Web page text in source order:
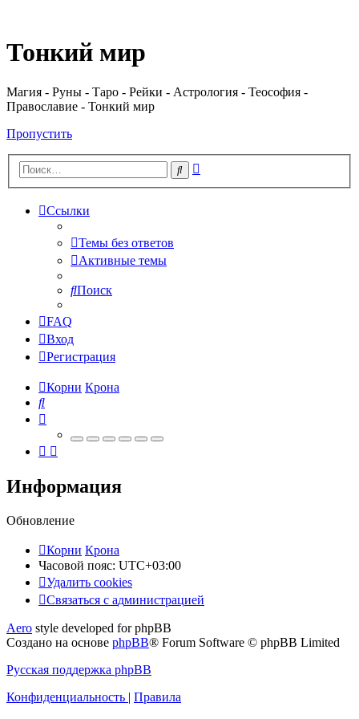
Тонкий мир
Магия - Руны - Таро - Рейки - Астрология - Теософия -
Православие - Тонкий мир
Пропустить
Поиск
Ссылки
Темы без ответов
Активные темы
Поиск
FAQ
Вход
Регистрация
Корни Крона
Поиск
Информация
Обновление
Корни Крона
Часовой пояс: UTC+03:00
Удалить cookies
Связаться
администрацией
Связаться с администрацией
Aero style developed for phpBB
Создано на основе phpBB® Forum Software © phpBB Limited
Русская поддержка phpBB
Конфиденциальность | Правила